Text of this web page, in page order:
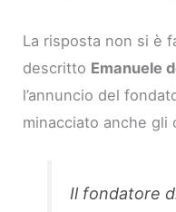
La risposta non si è
descritto Emanuele
l’annuncio del
minacciato anche gli
Il fondatore